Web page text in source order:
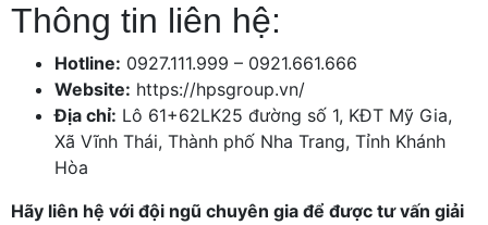
Thông tin liên hệ:
Hotline: 0927.111.999 – 0921.661.666
Website: https://hpsgroup.vn/
Địa chỉ: Lô 61+62LK25 đường số 1, KĐT Mỹ Gia,
Xã Vĩnh Thái, Thành phố Nha Trang, Tỉnh Khánh
Hòa
Hãy liên hệ với đội ngũ chuyên gia để được tư vấn giải